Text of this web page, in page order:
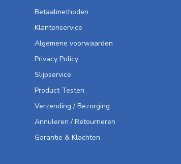
Betaalmethoden
Klantenservice
Algemene voorwaarden
Privacy Policy
Slijpservice
Product Testen
Verzending / Bezorging
Annuleren / Retourneren
Garantie & Klachten